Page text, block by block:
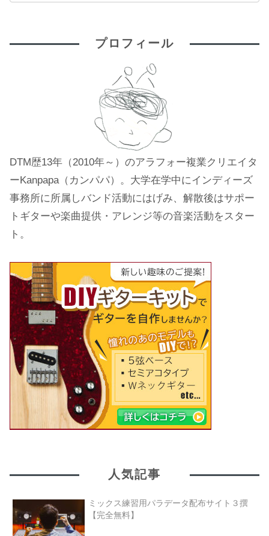
プロフィール
DTM歴13年（2010年～）のアラフォー複業クリエイタ
ーKanpapa（カンパパ）。大学在学中にインディーズ
事務所に所属しバンド活動にはげみ、解散後はサポー
トギターや楽曲提供・アレンジ等の音楽活動をスター
ト。
人気記事
ミックス練習用パラデータ配布サイト３撰
【完全無料】